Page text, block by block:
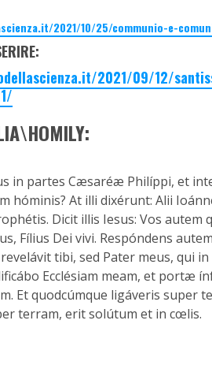
2021/10/25/communio-e-
2021/09/12/
in partes Cæsaréæ Philíppi, et
hóminis? At illi dixérunt: Alii
Dicit illis Iesus: Vos autem
Fílius Dei vivi. Respóndens
tibi, sed Pater meus, qui
Ecclésiam meam, et portæ
Et quodcúmque ligáveris super
terram, erit solútum et in cœlis.